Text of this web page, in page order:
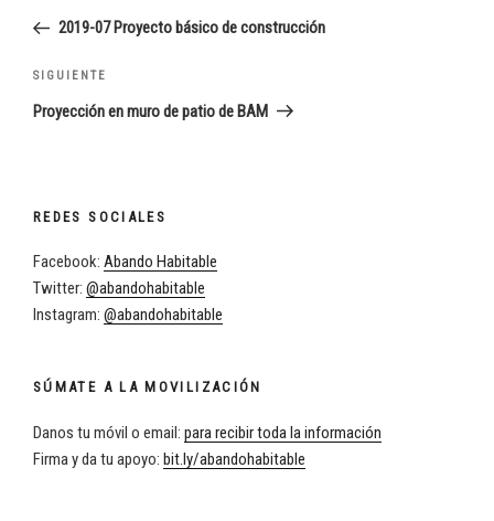
entradas
anterior:2019-07 Proyecto básico de construcción
Siguiente
entrada
SIGUIENTE
Proyección en muro de patio de BAM
REDES SOCIALES
Facebook: Abando Habitable
Twitter: @abandohabitable
Instagram: @abandohabitable
SÚMATE A LA MOVILIZACIÓN
Danos tu móvil o email: para recibir toda la información
Firma y da tu apoyo: bit.ly/abandohabitable